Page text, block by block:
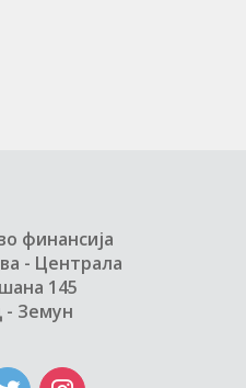
финансија
- Централа
145
- Земун